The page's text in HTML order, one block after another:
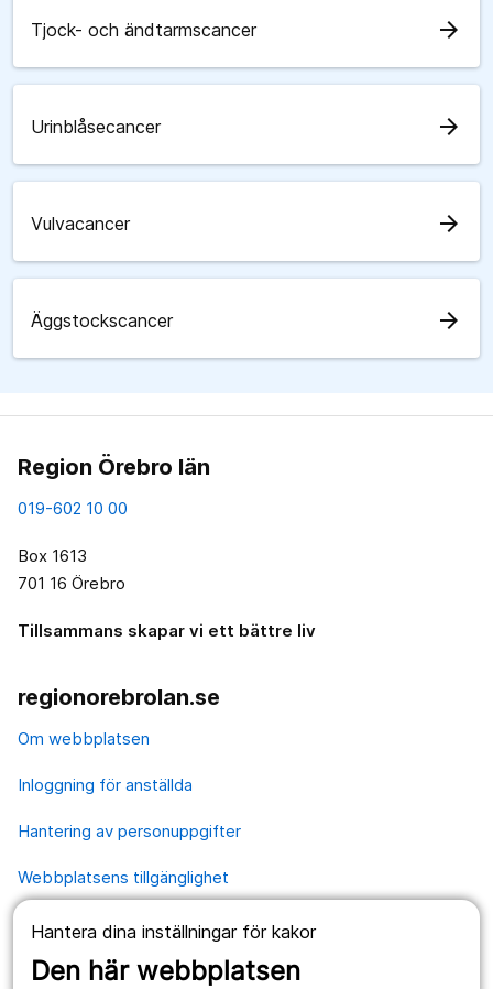
Hantera dina inställningar för kakor
Den här webbplatsen
Tjock- och ändtarmscancer arrow_forward
Urinblåsecancer arrow_forward
Vulvacancer arrow_forward
Äggstockscancer arrow_forward
Region Örebro län
019-602 10 00
Box 1613
701 16 Örebro
Tillsammans skapar vi ett bättre liv
regionorebrolan.se
Om webbplatsen
Inloggning för anställda
Hantering av personuppgifter
Webbplatsens tillgänglighet
Våra webbplatser